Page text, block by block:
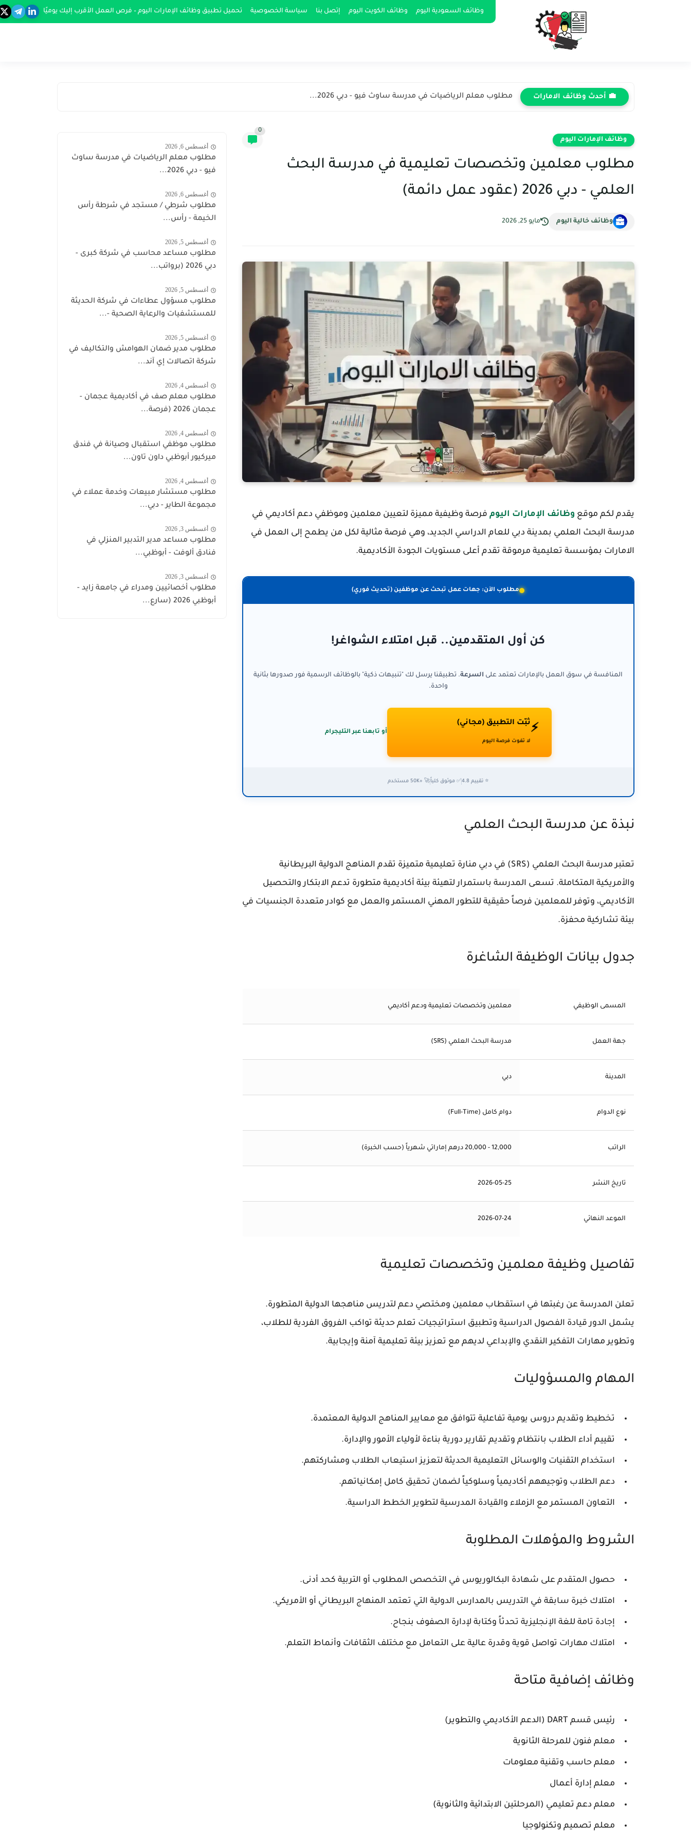
وظائف السعودية اليوم وظائف الكويت اليوم إتصل بنا سياسة الخصوصية تحميل تطبيق وظائف الإمارات اليوم – فرص العمل الأقرب إليك يوميًا
💼 أحدث وظائف الامارات مطلوب معلم الرياضيات في مدرسة ساوث فيو - دبي 2026...
وظائف الإمارات اليوم
0
مطلوب معلمين وتخصصات تعليمية في مدرسة البحث
العلمي - دبي 2026 (عقود عمل دائمة)
وظائف خالية اليوم مايو 25, 2026
يقدم لكم موقع وظائف الإمارات اليوم فرصة وظيفية مميزة لتعيين معلمين وموظفي دعم أكاديمي في
مدرسة البحث العلمي بمدينة دبي للعام الدراسي الجديد، وهي فرصة مثالية لكل من يطمح إلى العمل في
الامارات بمؤسسة تعليمية مرموقة تقدم أعلى مستويات الجودة الأكاديمية.
مطلوب الآن: جهات عمل تبحث عن موظفين (تحديث فوري)
كن أول المتقدمين.. قبل امتلاء الشواغر!
المنافسة في سوق العمل بالإمارات تعتمد على السرعة. تطبيقنا يرسل لك "تنبيهات ذكية" بالوظائف الرسمية فور صدورها بثانية
واحدة.
⚡
ثبّت التطبيق (مجاني)
لا تفوت فرصة اليوم
أو تابعنا عبر التليجرام
⭐ تقييم 4.8 ✅ موثوق كلياً 🚀 +50K مستخدم
نبذة عن مدرسة البحث العلمي
تعتبر مدرسة البحث العلمي (SRS) في دبي منارة تعليمية متميزة تقدم المناهج الدولية البريطانية
والأمريكية المتكاملة. تسعى المدرسة باستمرار لتهيئة بيئة أكاديمية متطورة تدعم الابتكار والتحصيل
الأكاديمي، وتوفر للمعلمين فرصاً حقيقية للتطور المهني المستمر والعمل مع كوادر متعددة الجنسيات في
بيئة تشاركية محفزة.
جدول بيانات الوظيفة الشاغرة
المسمى الوظيفي معلمين وتخصصات تعليمية ودعم أكاديمي
جهة العمل مدرسة البحث العلمي (SRS)
المدينة دبي
نوع الدوام دوام كامل (Full-Time)
الراتب 12,000 - 20,000 درهم إماراتي شهرياً (حسب الخبرة)
تاريخ النشر 2026-05-25
الموعد النهائي 2026-07-24
تفاصيل وظيفة معلمين وتخصصات تعليمية
تعلن المدرسة عن رغبتها في استقطاب معلمين ومختصي دعم لتدريس مناهجها الدولية المتطورة.
يشمل الدور قيادة الفصول الدراسية وتطبيق استراتيجيات تعلم حديثة تواكب الفروق الفردية للطلاب،
وتطوير مهارات التفكير النقدي والإبداعي لديهم مع تعزيز بيئة تعليمية آمنة وإيجابية.
المهام والمسؤوليات
تخطيط وتقديم دروس يومية تفاعلية تتوافق مع معايير المناهج الدولية المعتمدة.
تقييم أداء الطلاب بانتظام وتقديم تقارير دورية بناءة لأولياء الأمور والإدارة.
استخدام التقنيات والوسائل التعليمية الحديثة لتعزيز استيعاب الطلاب ومشاركتهم.
دعم الطلاب وتوجيههم أكاديمياً وسلوكياً لضمان تحقيق كامل إمكانياتهم.
التعاون المستمر مع الزملاء والقيادة المدرسية لتطوير الخطط الدراسية.
الشروط والمؤهلات المطلوبة
حصول المتقدم على شهادة البكالوريوس في التخصص المطلوب أو التربية كحد أدنى.
امتلاك خبرة سابقة في التدريس بالمدارس الدولية التي تعتمد المنهاج البريطاني أو الأمريكي.
إجادة تامة للغة الإنجليزية تحدثاً وكتابة لإدارة الصفوف بنجاح.
امتلاك مهارات تواصل قوية وقدرة عالية على التعامل مع مختلف الثقافات وأنماط التعلم.
وظائف إضافية متاحة
رئيس قسم DART (الدعم الأكاديمي والتطوير)
معلم فنون للمرحلة الثانوية
معلم حاسب وتقنية معلومات
معلم إدارة أعمال
معلم دعم تعليمي (المرحلتين الابتدائية والثانوية)
معلم تصميم وتكنولوجيا
أغسطس 6, 2026
مطلوب معلم الرياضيات في مدرسة ساوث
فيو - دبي 2026...
أغسطس 6, 2026
مطلوب شرطي / مستجد في شرطة رأس
الخيمة - رأس...
أغسطس 5, 2026
مطلوب مساعد محاسب في شركة كبرى -
دبي 2026 (برواتب...
أغسطس 5, 2026
مطلوب مسؤول عطاءات في شركة الحديثة
للمستشفيات والرعاية الصحية -...
أغسطس 5, 2026
مطلوب مدير ضمان الهوامش والتكاليف في
شركة اتصالات إي آند...
أغسطس 4, 2026
مطلوب معلم صف في أكاديمية عجمان -
عجمان 2026 (فرصة...
أغسطس 4, 2026
مطلوب موظفي استقبال وصيانة في فندق
ميركيور أبوظبي داون تاون...
أغسطس 4, 2026
مطلوب مستشار مبيعات وخدمة عملاء في
مجموعة الطاير - دبي...
أغسطس 3, 2026
مطلوب مساعد مدير التدبير المنزلي في
فنادق ألوفت - أبوظبي...
أغسطس 3, 2026
مطلوب أخصائيين ومدراء في جامعة زايد -
أبوظبي 2026 (سارع...